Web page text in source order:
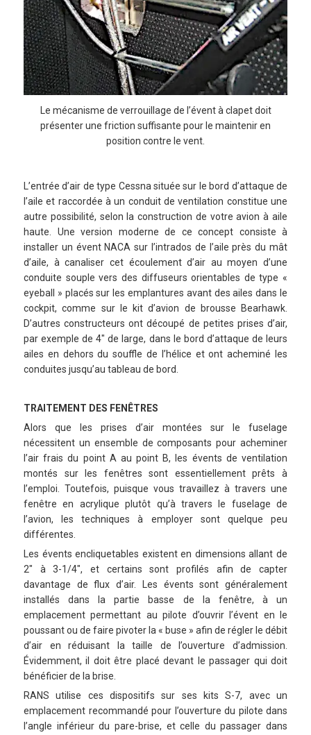
Le mécanisme de verrouillage de l’évent à clapet doit
présenter une friction suffisante pour le maintenir en
position contre le vent.
L’entrée d’air de type Cessna située sur le bord d’attaque de
l’aile et raccordée à un conduit de ventilation constitue une
autre possibilité, selon la construction de votre avion à aile
haute. Une version moderne de ce concept consiste à
installer un évent NACA sur l’intrados de l’aile près du mât
d’aile, à canaliser cet écoulement d’air au moyen d’une
conduite souple vers des diffuseurs orientables de type «
eyeball » placés sur les emplantures avant des ailes dans le
cockpit, comme sur le kit d’avion de brousse Bearhawk.
D’autres constructeurs ont découpé de petites prises d’air,
par exemple de 4″ de large, dans le bord d’attaque de leurs
ailes en dehors du souffle de l’hélice et ont acheminé les
conduites jusqu’au tableau de bord.
TRAITEMENT DES FENÊTRES
Alors que les prises d’air montées sur le fuselage
nécessitent un ensemble de composants pour acheminer
l’air frais du point A au point B, les évents de ventilation
montés sur les fenêtres sont essentiellement prêts à
l’emploi. Toutefois, puisque vous travaillez à travers une
fenêtre en acrylique plutôt qu’à travers le fuselage de
l’avion, les techniques à employer sont quelque peu
différentes.
Les évents encliquetables existent en dimensions allant de
2″ à 3-1/4″, et certains sont profilés afin de capter
davantage de flux d’air. Les évents sont généralement
installés dans la partie basse de la fenêtre, à un
emplacement permettant au pilote d’ouvrir l’évent en le
poussant ou de faire pivoter la « buse » afin de régler le débit
d’air en réduisant la taille de l’ouverture d’admission.
Évidemment, il doit être placé devant le passager qui doit
bénéficier de la brise.
RANS utilise ces dispositifs sur ses kits S-7, avec un
emplacement recommandé pour l’ouverture du pilote dans
l’angle inférieur du pare-brise, et celle du passager dans